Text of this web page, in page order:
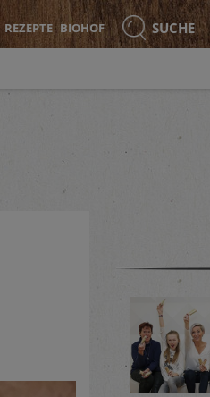
REZEPTE BIOHOF SUCHE